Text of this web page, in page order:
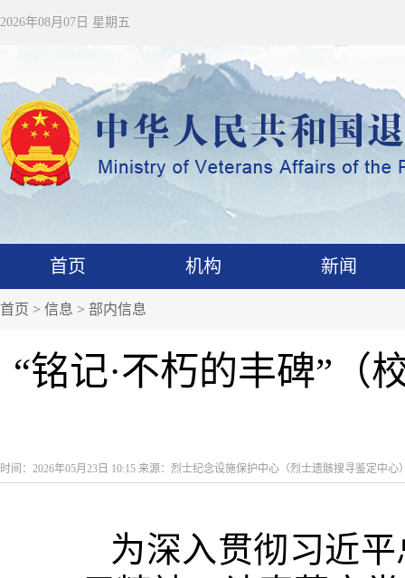
2026年08月07日 星期五
首页 机构 新闻
首页 > 信息 > 部内信息
“铭记·不朽的丰碑”（
时间：2026年05月23日 10:15 来源：烈士纪念设施保护中心（烈士遗骸搜寻鉴定中心
为深入贯彻习近